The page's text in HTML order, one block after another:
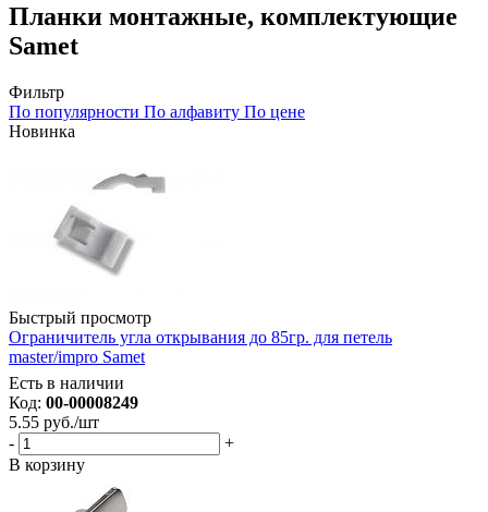
Планки монтажные, комплектующие
Samet
Фильтр
По популярности По алфавиту По цене
Новинка
Быстрый просмотр
Ограничитель угла открывания до 85гр. для петель
master/impro Samet
Есть в наличии
Код: 00-00008249
5.55 руб./шт
-
+
В корзину